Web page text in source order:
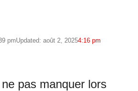
pmUpdated: août 2, 20254:16 pm
pas manquer lors